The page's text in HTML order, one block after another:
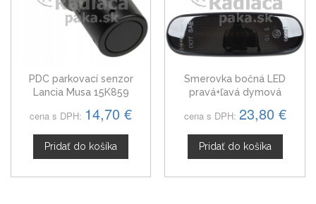
PDC parkovací senzor
Lancia Musa 15K859
cena s DPH: 14,70 €
Pridať do košíka
Smerovka bočná LED
pravá+ľavá dymová
1612811180
cena s DPH: 23,80 €
Pridať do košíka